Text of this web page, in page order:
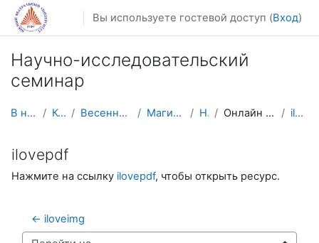
Перейти к основному содержанию
Вы используете гостевой доступ (Вход)
Научно-исследовательский
семинар
В начало Курсы Весенний семестр Магистратура НИС Онлайн редакторы ilovepdf
ilovepdf
Нажмите на ссылку ilovepdf, чтобы открыть ресурс.
← iloveimg